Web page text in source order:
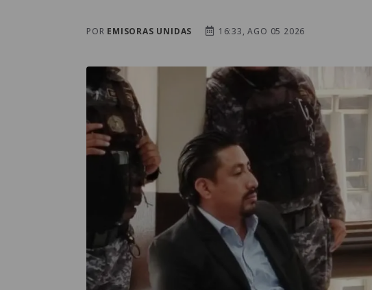
POR EMISORAS UNIDAS 16:33, AGO 05 2026